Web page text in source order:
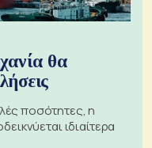
θα
ποσότητες, η
ιδιαίτερα